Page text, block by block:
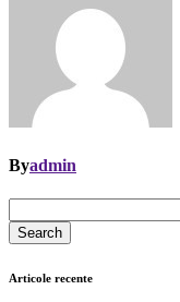
Byadmin
Search
Articole recente